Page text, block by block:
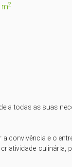
2
a todas as suas
convivência e o